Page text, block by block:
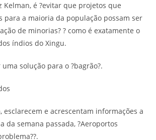
Kelman, é ?evitar que projetos que
para a maioria da população possam ser
de minorias? ? como é exatamente o
índios do Xingu.
solução para o ?bagrão?.
esclarecem e acrescentam informações a
da semana passada, ?Aeroportos